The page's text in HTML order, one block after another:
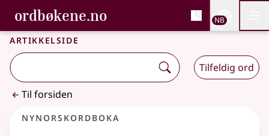
Gå til hovedinnhold
Tilgjengelighet
ordbøkene.no, Bokmålsordboka og
Bokmålsordboka og Nynorskordboka
NB
Artikkelside
Tilfeldig ord
Til forsiden
Nynorskordboka